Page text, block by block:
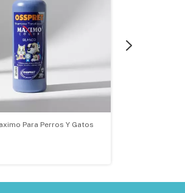
Para Perros Y Gatos